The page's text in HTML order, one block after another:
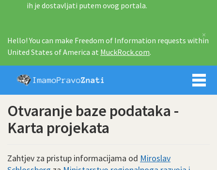
ih je dostavljati putem ovog portala.
Hello! You can make Freedom of Information requests within
United States of America at MuckRock.com.
×
Imamo
Otvaranje baze podataka -
Karta projekata
Zahtjev za pristup informacijama od Miroslav